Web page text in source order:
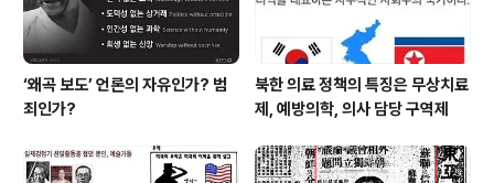
‘왜곡 보도’ 언론의 자유인가? 범
죄인가?
북한 의료 정책의 특징은 무상치료
제, 예방의학, 의사 담당 구역제